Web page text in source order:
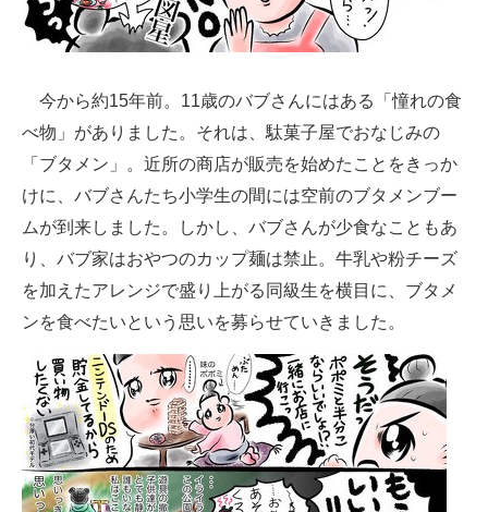
今から約15年前。11歳のバブさんにはある「憧れの食
べ物」がありました。それは、駄菓子屋でおなじみの
「ブタメン」。近所の商店が販売を始めたことをきっか
けに、バブさんたち小学生の間には空前のブタメンブー
ムが到来しました。しかし、バブさんが少食なこともあ
り、バブ家はおやつのカップ麺は禁止。牛乳や粉チーズ
を加えたアレンジで盛り上がる同級生を横目に、ブタメ
ンを食べたいという思いを募らせていきました。